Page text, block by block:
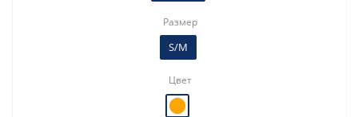
Размер
S/M
Цвет